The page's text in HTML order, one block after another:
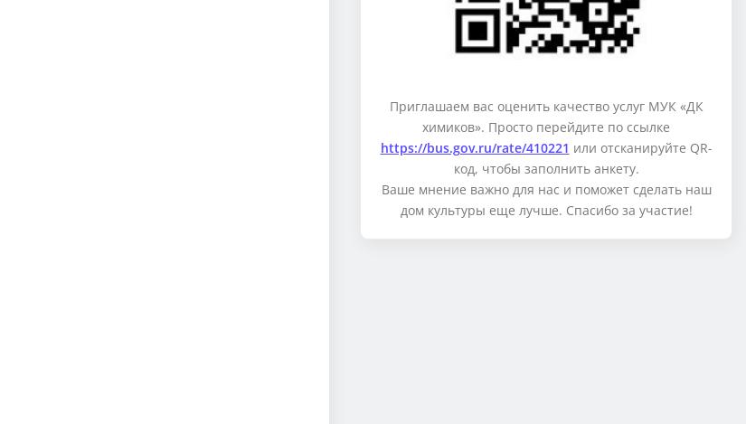
Приглашаем вас оценить качество услуг МУК «ДК
химиков». Просто перейдите по ссылке
https://bus.gov.ru/rate/410221 или отсканируйте QR-
код, чтобы заполнить анкету.
Ваше мнение важно для нас и поможет сделать наш
дом культуры еще лучше. Спасибо за участие!